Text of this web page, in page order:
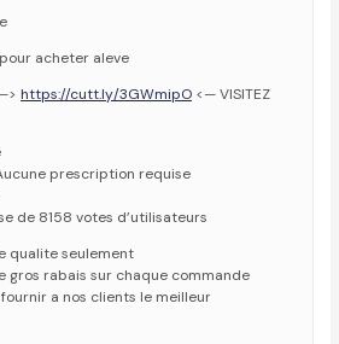
acheter aleve
—>https://cutt.ly/3GWmipO <— VISITEZ
prescription requise
de 8158 votes d’utilisateurs
qualite seulement
gros rabais sur chaque commande
a nos clients le meilleur